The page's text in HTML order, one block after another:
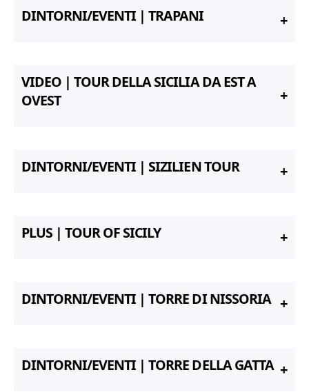
DINTORNI/EVENTI | TRAPANI
VIDEO | TOUR DELLA SICILIA DA EST A
OVEST
DINTORNI/EVENTI | SIZILIEN TOUR
PLUS | TOUR OF SICILY
DINTORNI/EVENTI | TORRE DI NISSORIA
DINTORNI/EVENTI | TORRE DELLA GATTA